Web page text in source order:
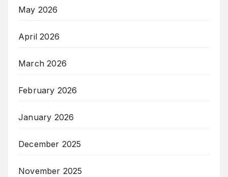
May 2026
April 2026
March 2026
February 2026
January 2026
December 2025
November 2025